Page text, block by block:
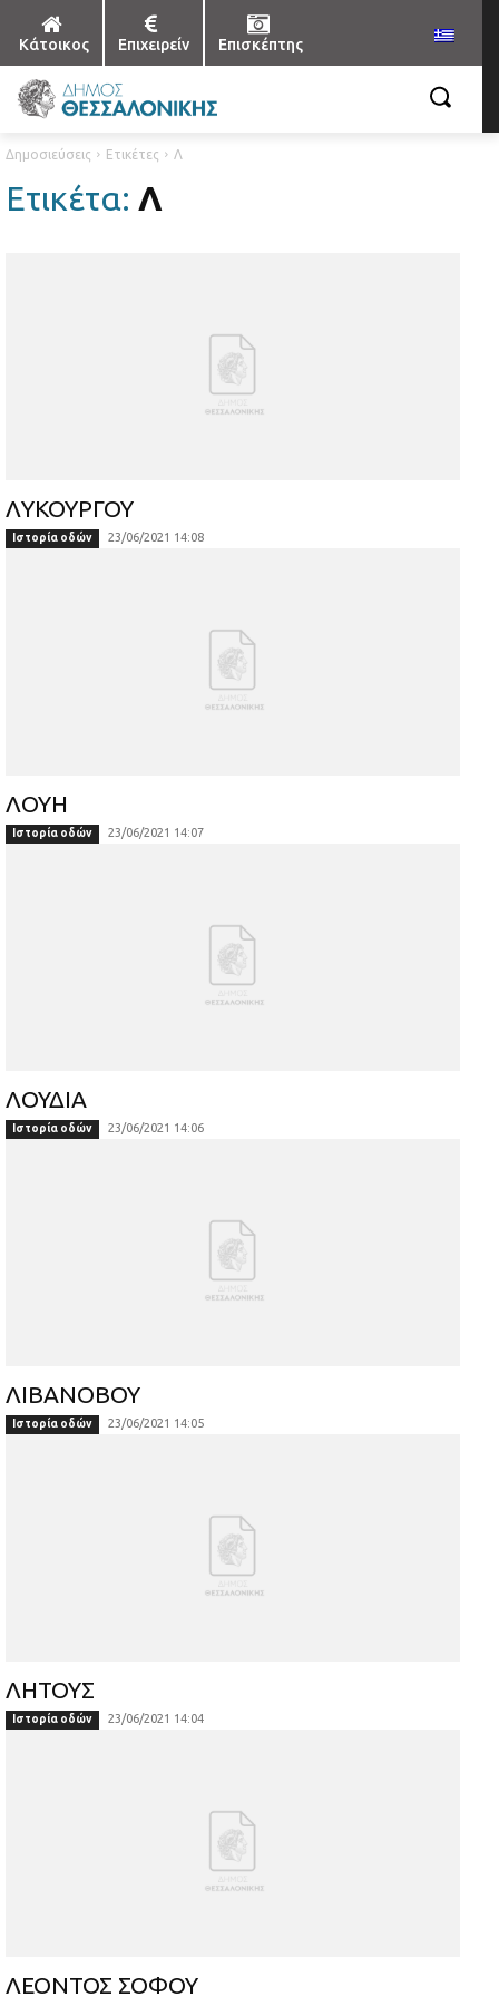
Κάτοικος Επιχειρείν Επισκέπτης
Δημοσιεύσεις Ετικέτες Λ
Ετικέτα: Λ
ΛΥΚΟΥΡΓΟΥ
Ιστορία οδών 23/06/2021 14:08
ΛΟΥΗ
Ιστορία οδών 23/06/2021 14:07
ΛΟΥΔΙΑ
Ιστορία οδών 23/06/2021 14:06
ΛΙΒΑΝΟΒΟΥ
Ιστορία οδών 23/06/2021 14:05
ΛΗΤΟΥΣ
Ιστορία οδών 23/06/2021 14:04
ΛΕΟΝΤΟΣ ΣΟΦΟΥ